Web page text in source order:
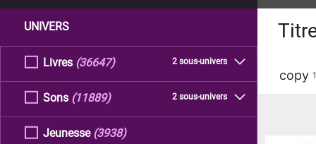
UNIVERS
Livres 2 sous-univers
(36647)
Sons 2 sous-univers
(11889)
Jeunesse (3938)
copy